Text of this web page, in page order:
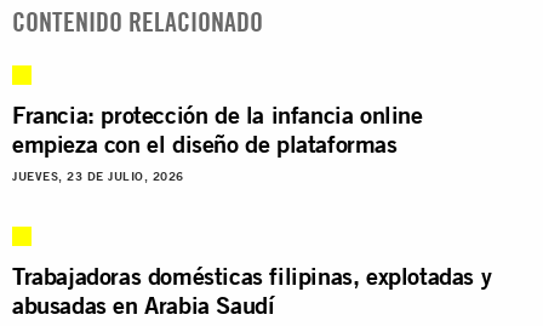
CONTENIDO RELACIONADO
Francia: protección de la infancia online
empieza con el diseño de plataformas
JUEVES, 23 DE JULIO, 2026
Trabajadoras domésticas filipinas, explotadas y
abusadas en Arabia Saudí